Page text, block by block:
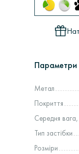
Параметри
Метал
Покриття
Середня вага,
Тип застібки
Розміри